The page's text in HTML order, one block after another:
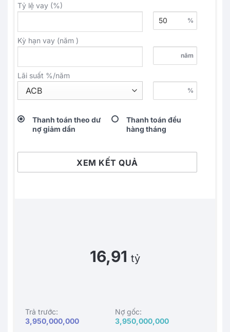
Tỷ lệ vay (%)
%
Kỳ hạn vay (năm )
năm
Lãi suất %/năm
%
Thanh toán theo dư
nợ giảm dần
Thanh toán đều
hàng tháng
XEM KẾT QUẢ
16,91 tỷ
Trả trước:
3,950,000,000
Nợ gốc:
3,950,000,000